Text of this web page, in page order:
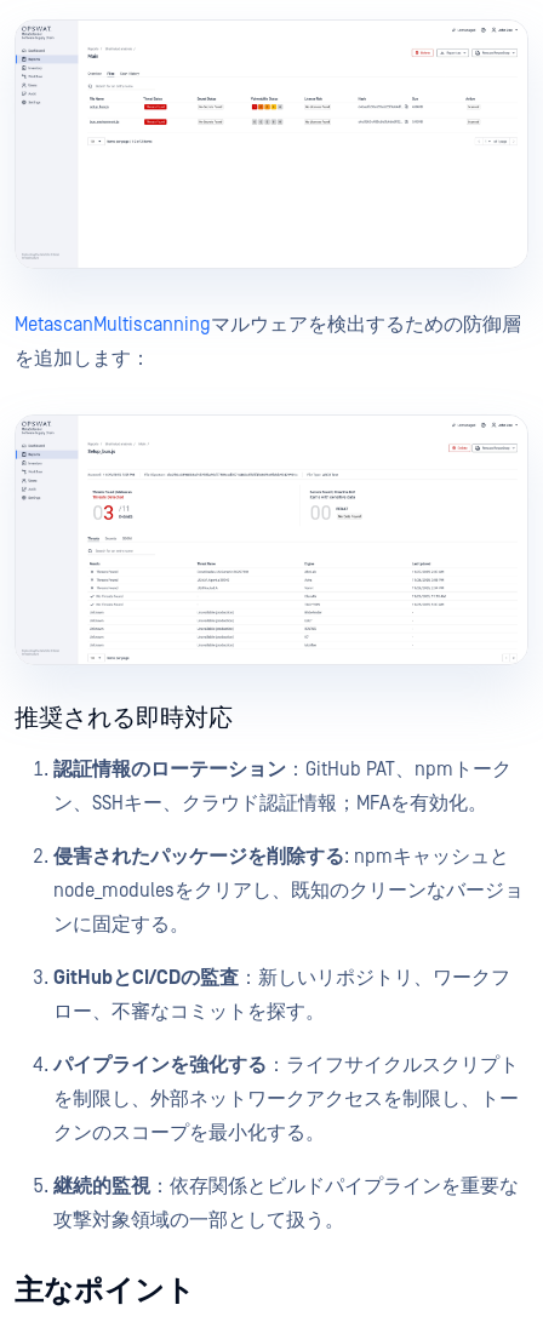
MetascanMultiscanningマルウェアを検出するための防御層
を追加します：
推奨される即時対応
認証情報のローテーション ：GitHub PAT、npmトーク
ン、SSHキー、クラウド認証情報；MFAを有効化。
侵害されたパッケージを削除する: npmキャッシュと
node_modulesをクリアし、既知のクリーンなバージョ
ンに固定する。
GitHubとCI/CDの監査 ：新しいリポジトリ、ワークフ
ロー、不審なコミットを探す。
パイプラインを強化する ：ライフサイクルスクリプト
を制限し、外部ネットワークアクセスを制限し、トー
クンのスコープを最小化する。
継続的監視 ：依存関係とビルドパイプラインを重要な
攻撃対象領域の一部として扱う。
主なポイント